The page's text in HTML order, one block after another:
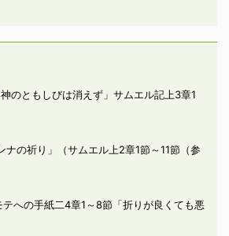
のともしびは消えず」サムエル記上3章1
の祈り」（サムエル上2章1節～11節（参
への手紙二4章1～8節「折りが良くても悪